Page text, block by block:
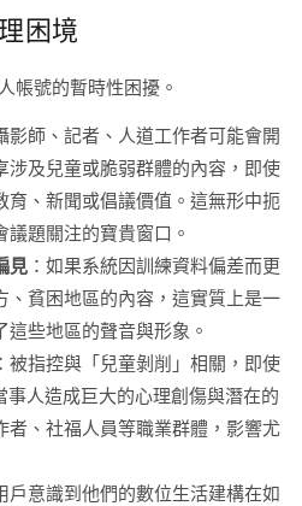
困境
帳號的暫時性困擾。
影師、記者、人道工作者可能會開
涉及兒童或脆弱群體的內容，即使
育、新聞或倡議價值。這無形中扼
題關注的寶貴窗口。
見 ：如果系統因訓練資料偏差而更
、貧困地區的內容，這實質上是一
些地區的聲音與形象。
：被指控與「兒童剝削」相關，即使
事人造成巨大的心理創傷與潛在的
者、社福人員等職業群體，影響尤
戶意識到他們的數位生活建構在如